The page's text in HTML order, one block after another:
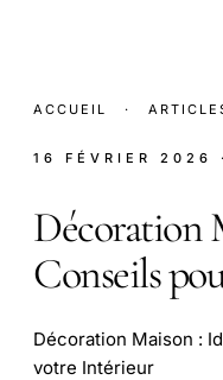
ACCUEIL ·
16 FÉVRIER 2026
Décoration
Conseils
Décoration Maison :
votre Intérieur